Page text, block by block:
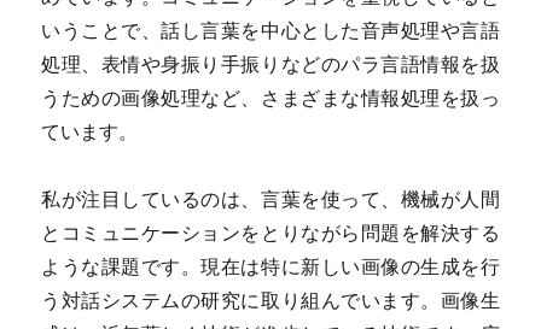
いうことで、話し言葉を中心とした音声処理や言語
処理、表情や身振り手振りなどのパラ言語情報を扱
うための画像処理など、さまざまな情報処理を扱っ
ています。
私が注目しているのは、言葉を使って、機械が人間
とコミュニケーションをとりながら問題を解決する
ような課題です。現在は特に新しい画像の生成を行
う対話システムの研究に取り組んでいます。画像生